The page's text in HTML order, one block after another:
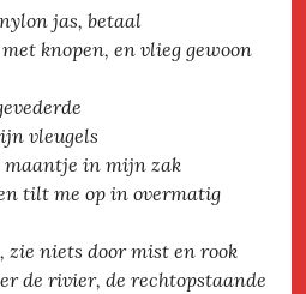
jas, betaal
knopen, en vlieg gewoon
vleugels
maantje in mijn zak
tilt me op in overmatig
zie niets door mist en rook
de rivier, de rechtopstaande